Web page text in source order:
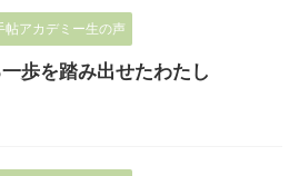
帖アカデミー生の声
歩を踏み出せたわたし